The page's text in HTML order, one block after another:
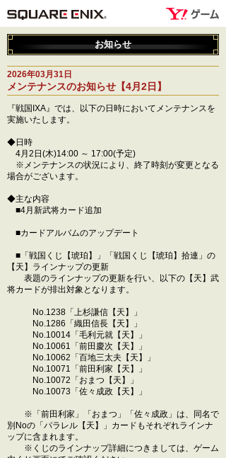
お知らせ
2026年03月31日
メンテナンスのお知らせ【4月2日】
『戦国IXA』では、以下の日時においてメンテナンスを
実施いたします。
◆日時
4月2日(木)14:00 ～ 17:00(予定)
※メンテナンスの状況により、終了時刻が変更となる
場合がございます。
◆主な内容
■4月新武将カード追加
■カードアルバムのアップデート
■「戦国くじ【琥珀】」「戦国くじ【琥珀】拾連」の
【天】ラインナップの更新
表題のラインナップの更新を行い、以下の【天】武
将カードが排出対象となります。
No.1238「上杉謙信【天】」
No.1286「織田信長【天】」
No.10014「毛利元就【天】」
No.10061「前田慶次【天】」
No.10062「百地三太夫【天】」
No.10071「前田利家【天】」
No.10072「おまつ【天】」
No.10073「佐々成政【天】」
※「前田利家」「おまつ」「佐々成政」は、同名で
別Noの「パラレル【天】」カードもそれぞれラインナ
ップに含まれます。
※くじのラインナップ詳細につきましては、ゲーム